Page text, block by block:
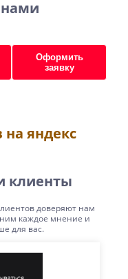
нами
Оформить
заявку
яндекс
клиенты
доверяют нам
каждое мнение и
для вас.